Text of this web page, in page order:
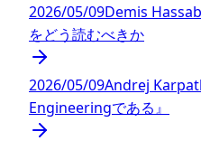
2026/05/09Demis
をどう読むべきか
2026/05/09Andrej
Engineeringである』